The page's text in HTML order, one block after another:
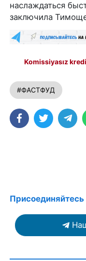
наслаждаться
заключила
Komissiyasız
#ФАСТФУД